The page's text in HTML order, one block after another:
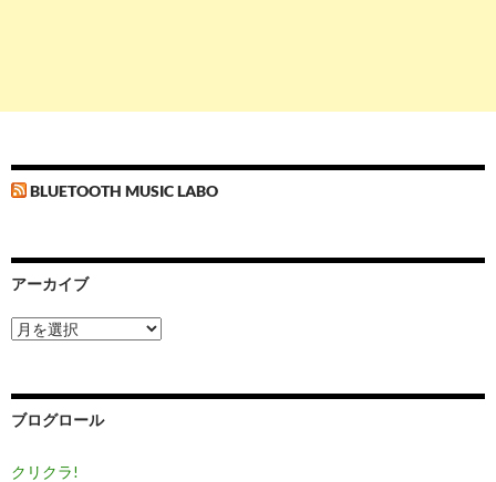
BLUETOOTH MUSIC LABO
アーカイブ
ア
ー
ブ
ブログロール
クリクラ!